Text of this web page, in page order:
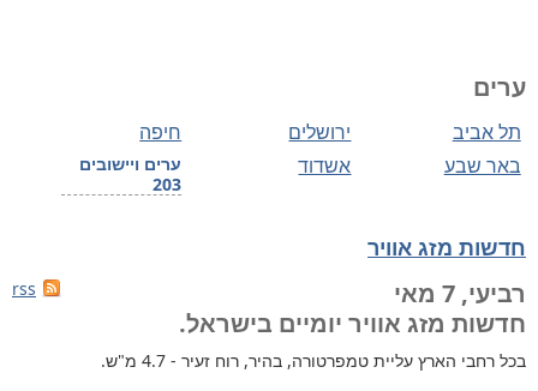
ערים
חיפה ירושלים תל אביב
ערים ויישובים
203
אשדוד באר שבע
חדשות מזג אוויר
rss
רביעי, 7 מאי
חדשות מזג אוויר יומיים בישראל.
בכל רחבי הארץ עליית טמפרטורה, בהיר, רוח זעיר - 4.7 מ"ש.